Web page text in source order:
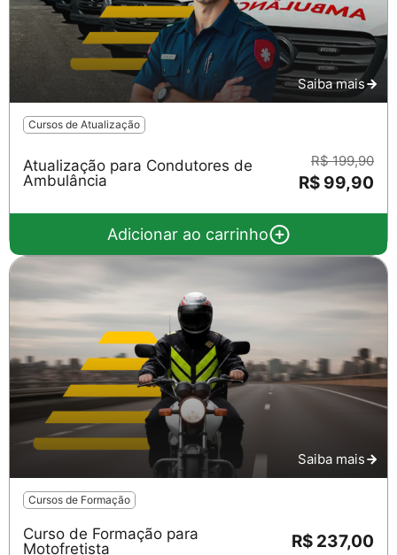
Saiba mais
Cursos de Atualização
Atualização para Condutores de
Ambulância
R$ 199,90
R$ 99,90
Adicionar ao carrinho
Saiba mais
Cursos de Formação
Curso de Formação para
Motofretista
R$ 237,00